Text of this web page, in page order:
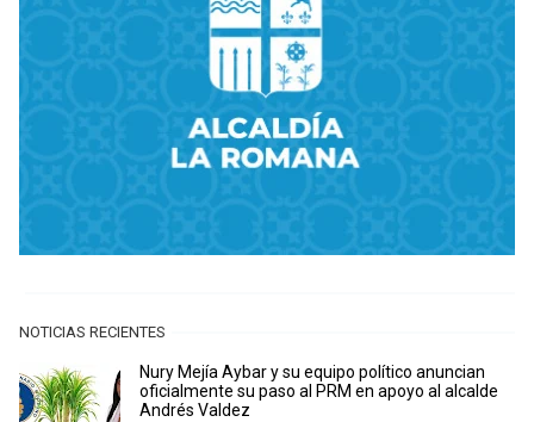
NOTICIAS RECIENTES
Nury Mejía Aybar y su equipo político anuncian
oficialmente su paso al PRM en apoyo al alcalde
Andrés Valdez